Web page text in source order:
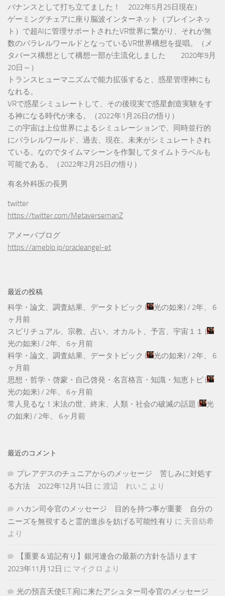
バナンスとして打ち立てました！ 2022年5月25日現在）
ゲーミングチェアに座り脳波インターネット（ブレインネッ
ト）で超AIに管理サポートされたVR世界に繋がり、それが無
数のパラレルワールドとなっているVR世界構想を提唱。（メ
タバース構想として構想一部が主流化しました 2020年9月
20日～）
トランスヒューマニズムで能力拡張すると、惑星管理神にも
なれる。
VRで惑星シミュレートして、その後現実で惑星創造実験をす
る神になる時代が来る。（2022年1月26日の悟り）
この宇宙は上位世界によるシミュレーションで、同時並行的
にパラレルワールド、過去、現在、未来がシミュレートされ
ている。なのでタイムマシーンを作製してタイムトラベルも
可能である。（2022年2月25日の悟り）
有名外科医の長男
twitter
https://twitter.com/MetaversemanZ
アメーバブログ
https://ameblo.jp/oracleangel-et
最近の投稿
科学・論文、調査結果、データトピック ( 光の如来) / 2年、 6
ヶ月前
スピリチュアル、宗教、占い、オカルト、予言、宇宙１１ (
光の如来) / 2年、 6ヶ月前
科学・論文、調査結果、データトピック ( 光の如来) / 2年、 6
ヶ月前
思想・哲学・啓蒙・自己啓発・名言格言・知識・知恵トピ (
光の如来) / 2年、 6ヶ月前
常人見るな！末法の世、終末、人類・社会の破滅の話題 (
光
の如来) / 2年、 6ヶ月前
最近のコメント
プレアデスのチュニアからのメッセージ 苦しみに対処す
る方法 2022年12月14日 に 渡辺 れいこ より
ハカン司令官のメッセージ 目的を持つ事が重要 自分の
ニーズを無視すると霊的進歩を妨げる可能性有り に 天音紡希
より
【重要＆追記有り】銀河連合の最新の方針を語ります
2023年11月12日 に マイクロ より
光の預言天使E.T.宛に来たアシュター司令官のメッセージ